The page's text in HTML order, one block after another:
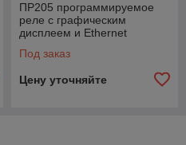
ПР205 программируемое
реле с графическим
дисплеем и Ethernet
Под заказ
Цену уточняйте